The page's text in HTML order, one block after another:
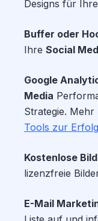
Designs für
Buffer oder
Ihre Social
Google
Media
Strategie.
Tools zur
Kostenlose
lizenzfreie
E-Mail